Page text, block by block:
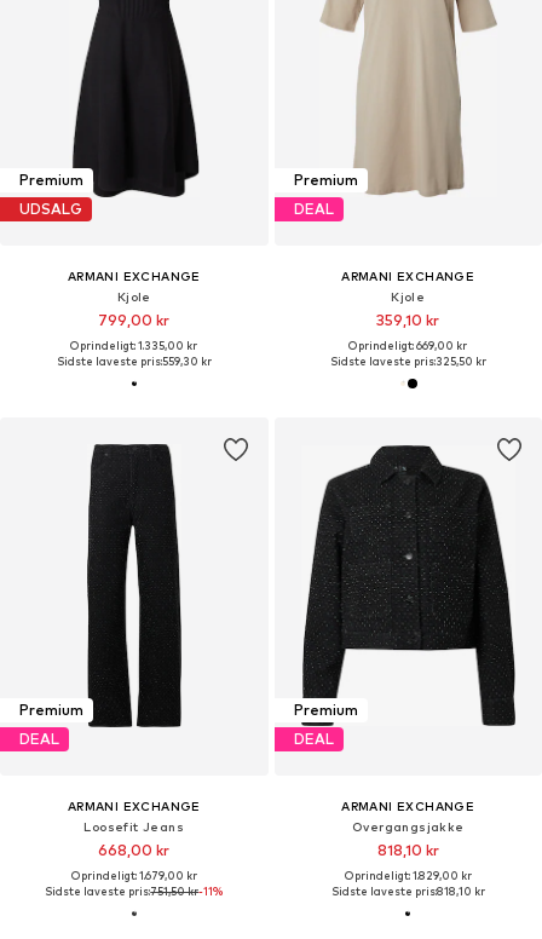
Premium
UDSALG
ARMANI EXCHANGE
Kjole
799,00 kr
Oprindeligt: 1.335,00 kr
Sidste laveste pris:559,30 kr
Premium
DEAL
ARMANI EXCHANGE
Kjole
359,10 kr
Oprindeligt: 669,00 kr
Sidste laveste pris:325,50 kr
Premium
DEAL
ARMANI EXCHANGE
Loosefit Jeans
668,00 kr
Oprindeligt: 1.679,00 kr
Sidste laveste pris:751,50 kr-11%
Premium
DEAL
ARMANI EXCHANGE
Overgangsjakke
818,10 kr
Oprindeligt: 1.829,00 kr
Sidste laveste pris:818,10 kr